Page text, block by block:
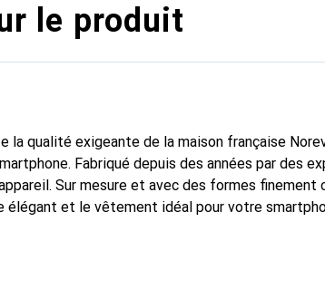
le produit
la qualité exigeante de la maison française
Fabriqué depuis des années par des
Sur mesure et avec des formes finement
élégant et le vêtement idéal pour votre